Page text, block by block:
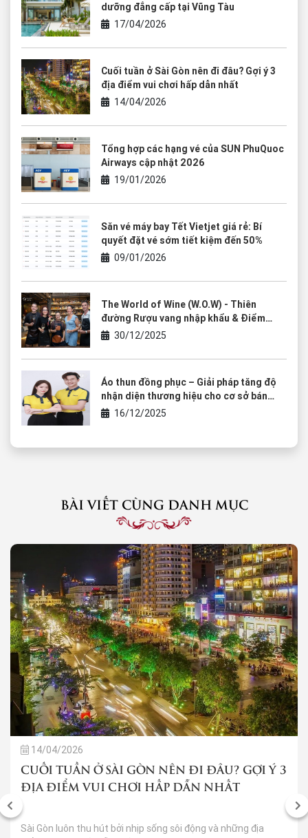
dưỡng đẳng cấp tại Vũng Tàu
17/04/2026
Cuối tuần ở Sài Gòn nên đi đâu? Gợi ý 3
địa điểm vui chơi hấp dẫn nhất
14/04/2026
Tổng hợp các hạng vé của SUN PhuQuoc
Airways cập nhật 2026
19/01/2026
Săn vé máy bay Tết Vietjet giá rẻ: Bí
quyết đặt vé sớm tiết kiệm đến 50%
09/01/2026
The World of Wine (W.O.W) - Thiên
đường Rượu vang nhập khẩu & Điểm
chạm của văn hóa thưởng thức
30/12/2025
Áo thun đồng phục – Giải pháp tăng độ
nhận diện thương hiệu cho cơ sở bán
rượu vang
16/12/2025
BÀI VIẾT CÙNG DANH MỤC
14/04/2026
CUỐI TUẦN Ở SÀI GÒN NÊN ĐI ĐÂU? GỢI Ý 3
ĐỊA ĐIỂM VUI CHƠI HẤP DẪN NHẤT
Sài Gòn luôn thu hút bởi nhịp sống sôi động và những địa